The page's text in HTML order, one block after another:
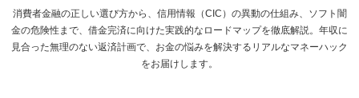
消費者金融の正しい選び方から、信用情報（CIC）の異動の仕組み、ソフト闇
金の危険性まで、借金完済に向けた実践的なロードマップを徹底解説。年収に
見合った無理のない返済計画で、お金の悩みを解決するリアルなマネーハック
をお届けします。